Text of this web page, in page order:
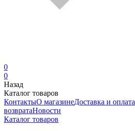
0
0
Назад
Каталог товаров
КонтактыО магазинеДоставка и оплата
возвратаНовости
Каталог товаров